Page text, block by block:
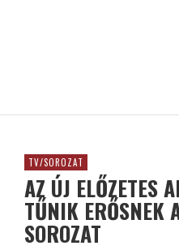
TV/SOROZAT
AZ ÚJ ELŐZETES
TŰNIK ERŐSNEK
SOROZAT